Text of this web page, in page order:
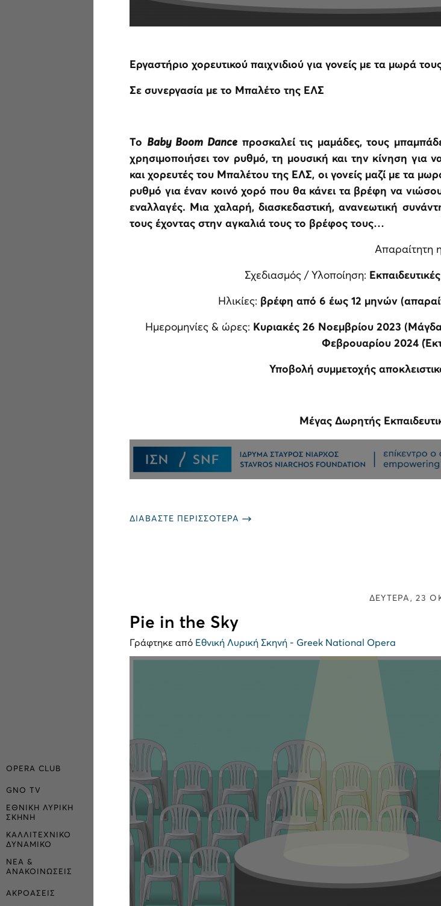
OPERA CLUB
GNO TV
ΕΘΝΙΚΗ ΛΥΡΙΚΗ
ΣΚΗΝΗ
ΚΑΛΛΙΤΕΧΝΙΚΟ
ΔΥΝΑΜΙΚΟ
ΝΕΑ &
ΑΝΑΚΟΙΝΩΣΕΙΣ
ΑΚΡΟΑΣΕΙΣ
Εργαστήριο χορευτικού παιχνιδιού για γονείς με τα μωρά
Σε συνεργασία με το Μπαλέτο της ΕΛΣ
Το Baby Boom Danceπροσκαλεί τις μαμάδες, τους
χρησιμοποιήσει τον ρυθμό, τη μουσική και την κίνηση για
και χορευτές του Μπαλέτου της ΕΛΣ, οι γονείς μαζί με τα
ρυθμό για έναν κοινό χορό που θα κάνει τα βρέφη να
εναλλαγές. Μια χαλαρή, διασκεδαστική, ανανεωτική
τους έχοντας στην αγκαλιά τους το βρέφος τους…
Aπαραίτητη
Σχεδιασμός / Υλοποίηση:
Ηλικίες: βρέφη από 6 έως 12 μηνών
Ημερομηνίες & ώρες: Κυριακές 26 Νοεμβρίου 2023
Φεβρουαρίου 2024
Υποβολή συμμετοχής
Μέγας Δωρητής
ΔΙΑΒΑΣΤΕ ΠΕΡΙΣΣΟΤΕΡΑ
ΔΕΥΤΕΡΑ, 23
Pie in the Sky
Γράφτηκε από Εθνική Λυρική Σκηνή - Greek National Opera